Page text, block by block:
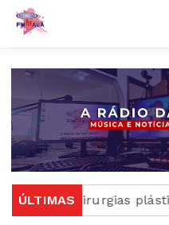
ÚLTIMAS
Cirurgias plásticas de